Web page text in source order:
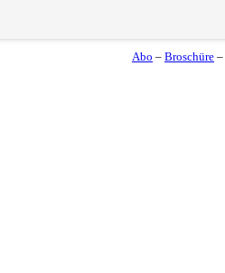
Abo – Broschüre –